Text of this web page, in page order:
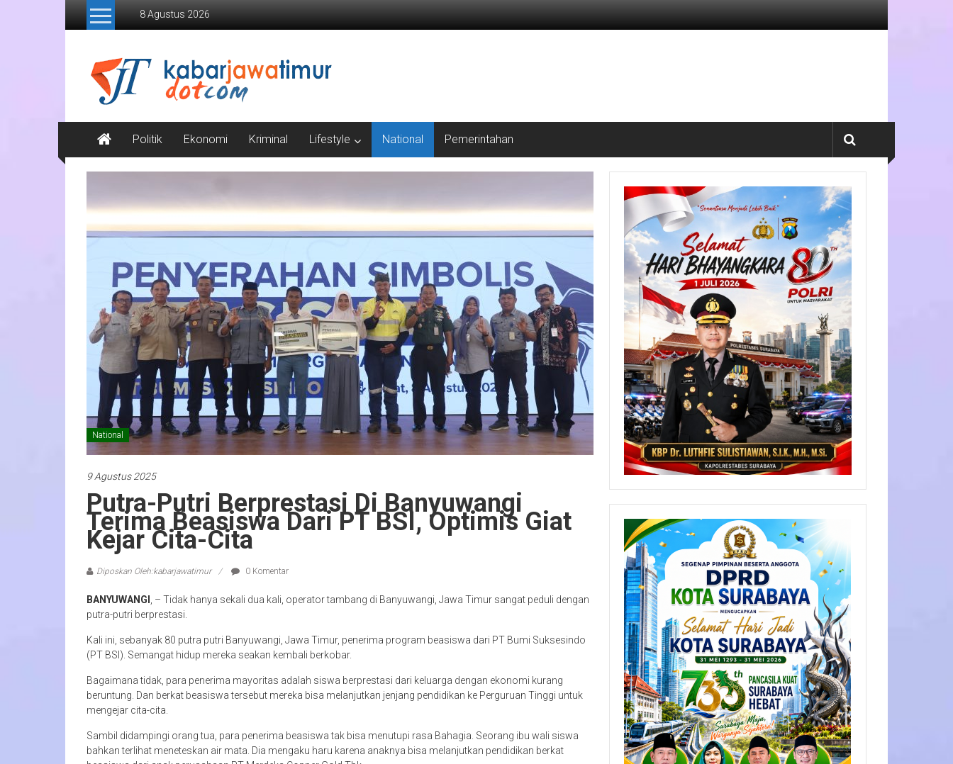
Lompat
8 Agustus 2026
Kabar
Jawa
Timur
Media
Online
Jawa
Politik Ekonomi Kriminal Lifestyle National Pemerintahan
National
9 Agustus 2025
Putra-Putri Berprestasi Di Banyuwangi
Terima Beasiswa Dari PT BSI, Optimis Giat
Kejar Cita-Cita
Diposkan Oleh:kabarjawatimur 0 Komentar
BANYUWANGI , – Tidak hanya sekali dua kali, operator tambang di Banyuwangi, Jawa Timur sangat peduli dengan
putra-putri berprestasi.
Kali ini, sebanyak 80 putra putri Banyuwangi, Jawa Timur, penerima program beasiswa dari PT Bumi Suksesindo
(PT BSI). Semangat hidup mereka seakan kembali berkobar.
Bagaimana tidak, para penerima mayoritas adalah siswa berprestasi dari keluarga dengan ekonomi kurang
beruntung. Dan berkat beasiswa tersebut mereka bisa melanjutkan jenjang pendidikan ke Perguruan Tinggi untuk
mengejar cita-cita.
Sambil didampingi orang tua, para penerima beasiswa tak bisa menutupi rasa Bahagia. Seorang ibu wali siswa
bahkan terlihat meneteskan air mata. Dia mengaku haru karena anaknya bisa melanjutkan pendidikan berkat